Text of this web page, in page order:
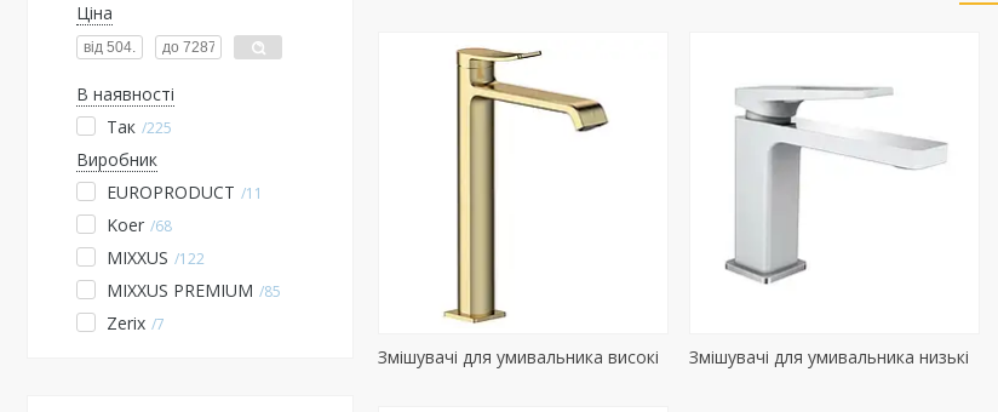
Ціна
В наявності
Так 225
Виробник
EUROPRODUCT
11
Koer 68
MIXXUS 122
MIXXUS PREMIUM 85
Zerix 7
Змішувачі для умивальника високі Змішувачі для умивальника низькі